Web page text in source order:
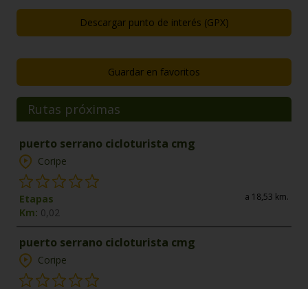
Descargar punto de interés (GPX)
Guardar en favoritos
Rutas próximas
puerto serrano cicloturista cmg
Coripe
Etapas
Km: 0,02
a 18,53 km.
puerto serrano cicloturista cmg
Coripe